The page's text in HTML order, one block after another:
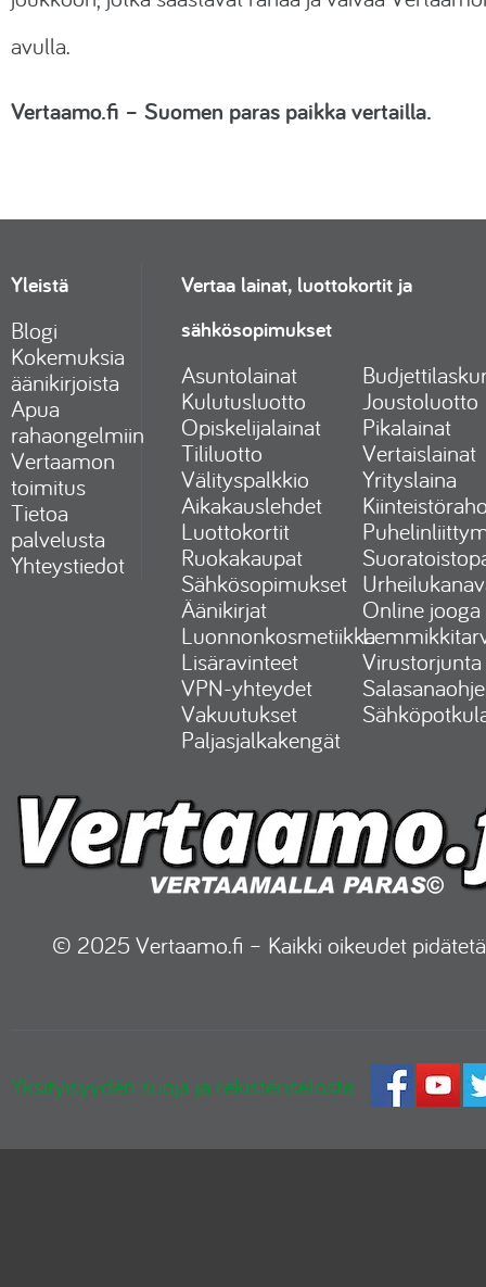
avulla.
Vertaamo.fi – Suomen paras paikka vertailla.
Yleistä
Blogi
Kokemuksia
äänikirjoista
Apua
rahaongelmiin
Vertaamon
toimitus
Tietoa
palvelusta
Yhteystiedot
Vertaa lainat, luottokortit ja
sähkösopimukset
Asuntolainat
Kulutusluotto
Joustoluotto
Opiskelijalainat
Pikalainat
Tililuotto
Vertaislainat
Välityspalkkio
Yrityslaina
Aikakauslehdet
Luottokortit
Ruokakaupat
Sähkösopimukset
Äänikirjat
Online jooga
Luonnonkosmetiikka
Lisäravinteet
Virustorjunta
VPN-yhteydet
Vakuutukset
Paljasjalkakengät
© 2025 Vertaamo.fi – Kaikki oikeudet
Yksityisyyden suoja ja rekisteriseloste